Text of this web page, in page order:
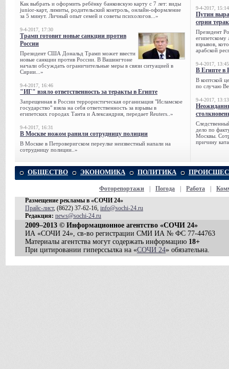
Как выбрать и оформить ребёнку банковскую карту с 7 лет: виды
junior-карт, лимиты, родительский контроль, онлайн-оформление
за 5 минут. Личный опыт семей и советы психологов...»
9-4-2017, 17:30
Трамп готовит новые санкции против
России
Президент США Дональд Трамп может ввести
новые санкции против России. В Вашингтоне
начали обсуждать ограничительные меры в связи ситуацией в
Сирии...»
9-4-2017, 16:46
"ИГ" взяло ответственность за теракты в Египте
Запрещенная в России террористическая организация "Исламское
государство" взяла на себя ответственность за взрывы в
египетских городах Танта и Александрия, передает Reuters..»
9-4-2017, 16:31
В Москве ножом ранили сотрудницу полиции
В Москве в Петроверигском переулке неизвестный напали на
сотрудницу полиции..»
9-4-2017, 15:14
Путин
серии
Президент
египетскому
взрывов,
арабской
9-4-2017, 13:45
В Египте в
В коптской
по случаю
9-4-2017, 13:13
дело по
Москвы.
причину
ОБЩЕСТВО ЭКОНОМИКА ПОЛИТИКА
Фоторепортажи Погода Работа
Размещение рекламы в «СОЧИ 24»
Прайс-лист, (8622) 37-62-16, info@sochi-24.ru
Редакция: news@sochi-24.ru
2009–2013 © Информационное агентство «СОЧИ 24»
ИА «СОЧИ 24», св-во регистрации СМИ ИА № ФС 77-44763
Материалы агентства могут содержать информацию 18+
При цитировании гиперссылка на «СОЧИ 24» обязательна.